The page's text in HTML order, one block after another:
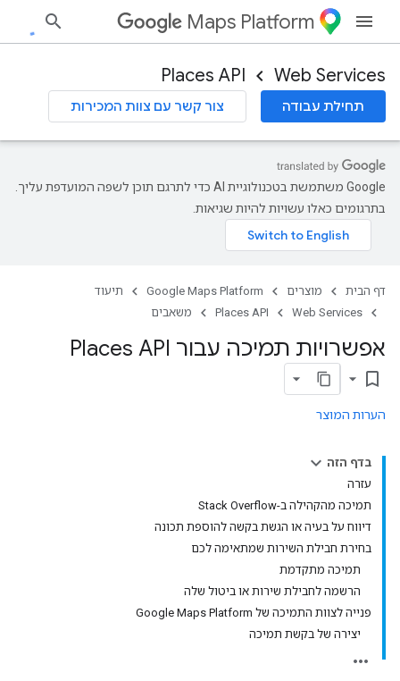
Maps Platform
Web Services
Places API
תחילת עבודה צור קשר עם צוות המכירות
‫Google משתמשת בטכנולוגיית AI כדי לתרגם תוכן לשפה המועדפת עליך.
בתרגומים כאלו עשויות להיות שגיאות.
דף הבית מוצרים Google Maps Platform
תיעוד
Web Services
Places API משאבים
אפשרויות תמיכה עבור Places API
bookmark_border
הערות המוצר
בדף הזה
עזרה
תמיכה מהקהילה ב-Stack Overflow
דיווח על בעיה או הגשת בקשה להוספת תכונה
בחירת חבילת השירות שמתאימה לכם
תמיכה מתקדמת
הרשמה לחבילת שירות או ביטול שלה
פנייה לצוות התמיכה של Google Maps Platform
יצירה של בקשת תמיכה